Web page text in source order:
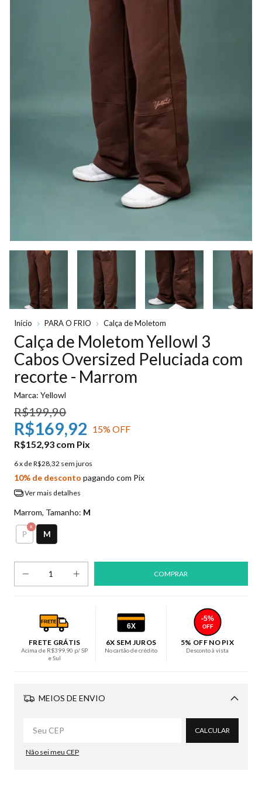
Início PARA O FRIO Calça de Moletom
Calça de Moletom Yellowl 3
Cabos Oversized Peluciada com
recorte - Marrom
Marca: Yellowl
R$199,90
R$169,92 15% OFF
R$152,93 com Pix
6x deR$28,32 sem juros
10% de desconto pagando com Pix
Ver mais detalhes
Marrom, Tamanho: M
P M
FRETE
FRETE GRÁTIS
Acima de R$399,90 p/ SP
e Sul
6X
6X SEM JUROS
No cartão de crédito
-5%
OFF
5% OFF NO PIX
Desconto à vista
MEIOS DE ENVIO
Alterar CEP
CALCULAR
Não sei meu CEP